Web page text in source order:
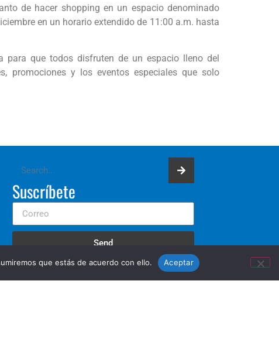
de hacer shopping en un espacio denominado
en un horario extendido de 11:00 a.m. hasta
para que todos disfruten de un espacio lleno del
promociones y los eventos especiales que solo
Suscríbete
Send
que estás de acuerdo con ello. Aceptar